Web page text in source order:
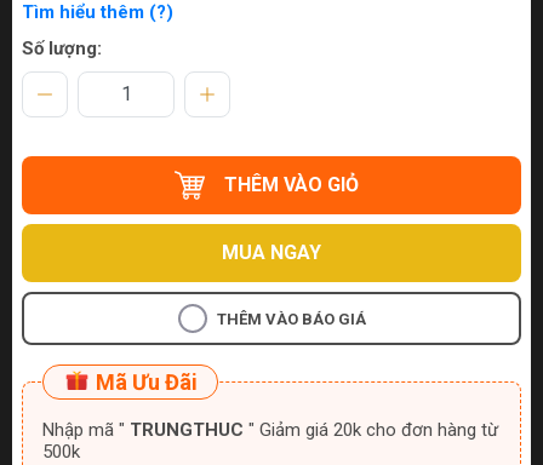
Tìm hiểu thêm (?)
Số lượng:
THÊM VÀO GIỎ
MUA NGAY
THÊM VÀO BÁO GIÁ
Mã Ưu Đãi
Nhập mã " TRUNGTHUC " Giảm giá 20k cho đơn hàng từ
500k